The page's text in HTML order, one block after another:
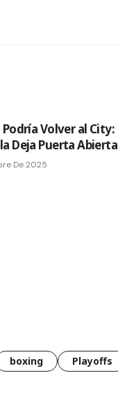
Podría Volver al City:
Deja Puerta Abierta
De 2025
boxing Playoffs